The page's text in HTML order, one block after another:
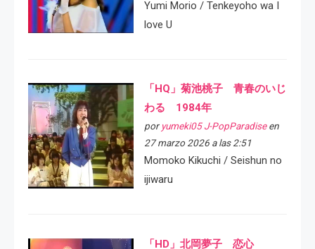
Yumi Morio / Tenkeyoho wa I
love U
「HQ」菊池桃子 青春のいじ
わる 1984年
por yumeki05 J-PopParadiseen
27 marzo 2026 a las 2:51
Momoko Kikuchi / Seishun no
ijiwaru
「HD」北岡夢子 恋心